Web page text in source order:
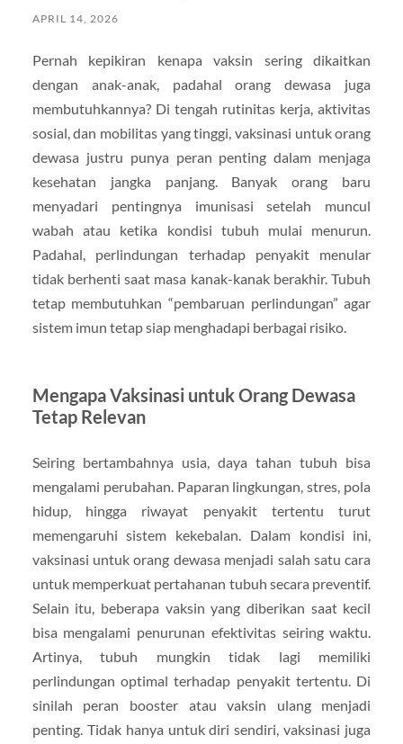
APRIL 14, 2026
Pernah kepikiran kenapa vaksin sering dikaitkan
dengan anak-anak, padahal orang dewasa juga
membutuhkannya? Di tengah rutinitas kerja, aktivitas
sosial, dan mobilitas yang tinggi, vaksinasi untuk orang
dewasa justru punya peran penting dalam menjaga
kesehatan jangka panjang. Banyak orang baru
menyadari pentingnya imunisasi setelah muncul
wabah atau ketika kondisi tubuh mulai menurun.
Padahal, perlindungan terhadap penyakit menular
tidak berhenti saat masa kanak-kanak berakhir. Tubuh
tetap membutuhkan “pembaruan perlindungan” agar
sistem imun tetap siap menghadapi berbagai risiko.
Mengapa Vaksinasi untuk Orang Dewasa
Tetap Relevan
Seiring bertambahnya usia, daya tahan tubuh bisa
mengalami perubahan. Paparan lingkungan, stres, pola
hidup, hingga riwayat penyakit tertentu turut
memengaruhi sistem kekebalan. Dalam kondisi ini,
vaksinasi untuk orang dewasa menjadi salah satu cara
untuk memperkuat pertahanan tubuh secara preventif.
Selain itu, beberapa vaksin yang diberikan saat kecil
bisa mengalami penurunan efektivitas seiring waktu.
Artinya, tubuh mungkin tidak lagi memiliki
perlindungan optimal terhadap penyakit tertentu. Di
sinilah peran booster atau vaksin ulang menjadi
penting. Tidak hanya untuk diri sendiri, vaksinasi juga